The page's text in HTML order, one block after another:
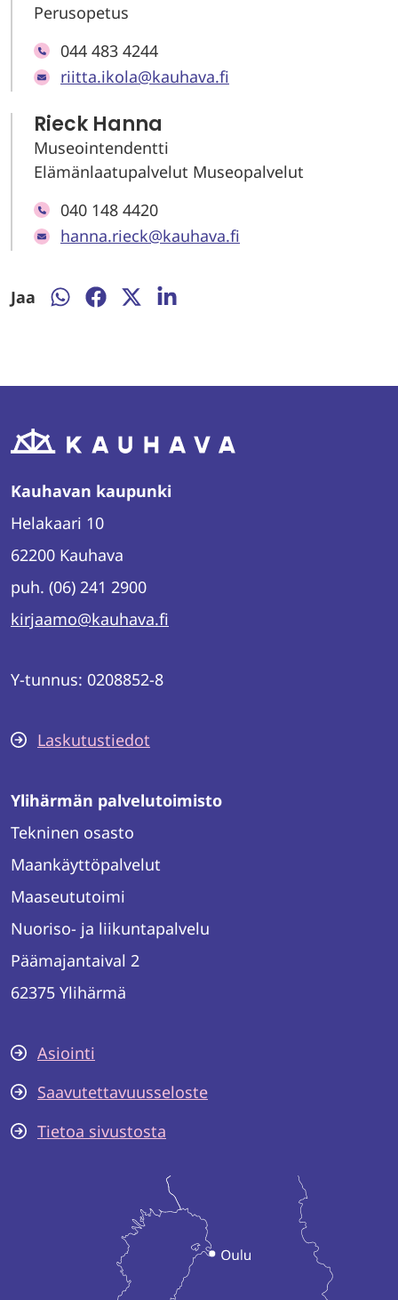
Perusopetus
044 483 4244
riitta.ikola@kauhava.fi
Rieck Hanna
Museointendentti
Elämänlaatupalvelut Museopalvelut
040 148 4420
hanna.rieck@kauhava.fi
Jaa
Jaa
Jaa
Jaa
Jaa
Kauhavan kaupunki
Helakaari 10
62200 Kauhava
puh. (06) 241 2900
kirjaamo@kauhava.fi
Y-tunnus: 0208852-8
Laskutustiedot
Ylihärmän palvelutoimisto
Tekninen osasto
Maankäyttöpalvelut
Maaseututoimi
Nuoriso- ja liikuntapalvelu
Päämajantaival 2
62375 Ylihärmä
Asiointi
Saavutettavuusseloste
Tietoa sivustosta